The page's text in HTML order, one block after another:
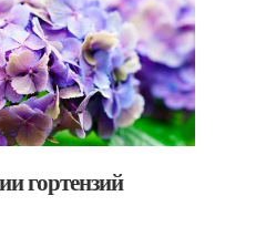
гортензий